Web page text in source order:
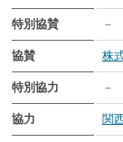
特別協賛 －
協賛 株
特別協力 －
協力 関